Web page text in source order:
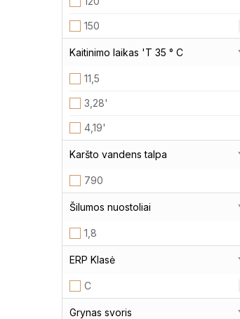
150
Kaitinimo laikas 'T 35 ° C
11,5
3,28'
4,19'
Karšto vandens talpa
790
Šilumos nuostoliai
1,8
ERP Klasė
C
Grynas svoris